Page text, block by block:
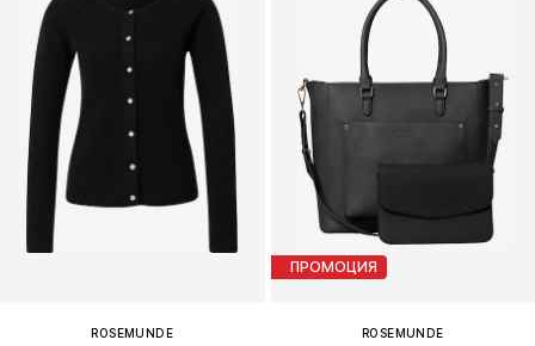
ROSEMUNDE
ПРОМОЦИЯ
ROSEMUNDE